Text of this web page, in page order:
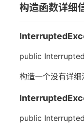
构造函数详细
public
构造一个没有详
public